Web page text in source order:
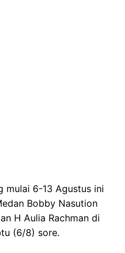
mulai 6-13 Agustus ini
Bobby Nasution
H Aulia Rachman di
(6/8) sore.